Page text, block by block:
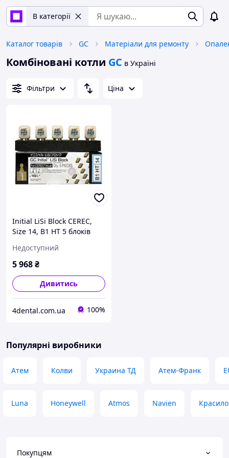
В категорії
Каталог товарів GС Матеріали для ремонту
Комбіновані котли GС в Україні
Фільтри Ціна
Initial LiSi Block CEREC,
Size 14, B1 HT 5 блоків
Недоступний
5 968₴
Дивитись
4dental.com.ua 100%
Популярні виробники
Атем Колви Украина ТД Атем-Франк
Luna Honeywell Atmos Navien
Покупцям